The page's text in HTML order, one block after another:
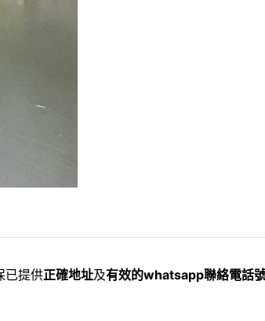
已提供正確地址及有效的whatsapp聯絡電話